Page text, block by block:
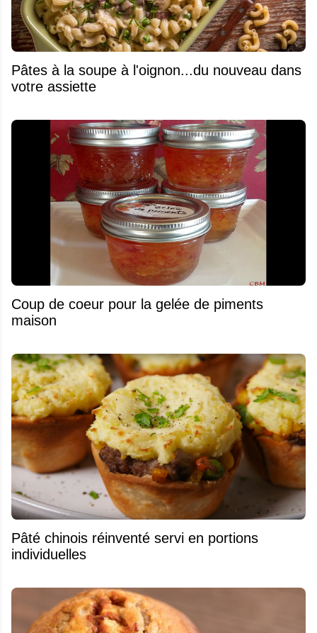
Pâtes à la soupe à l'oignon...du nouveau dans
votre assiette
Coup de coeur pour la gelée de piments
maison
Pâté chinois réinventé servi en portions
individuelles